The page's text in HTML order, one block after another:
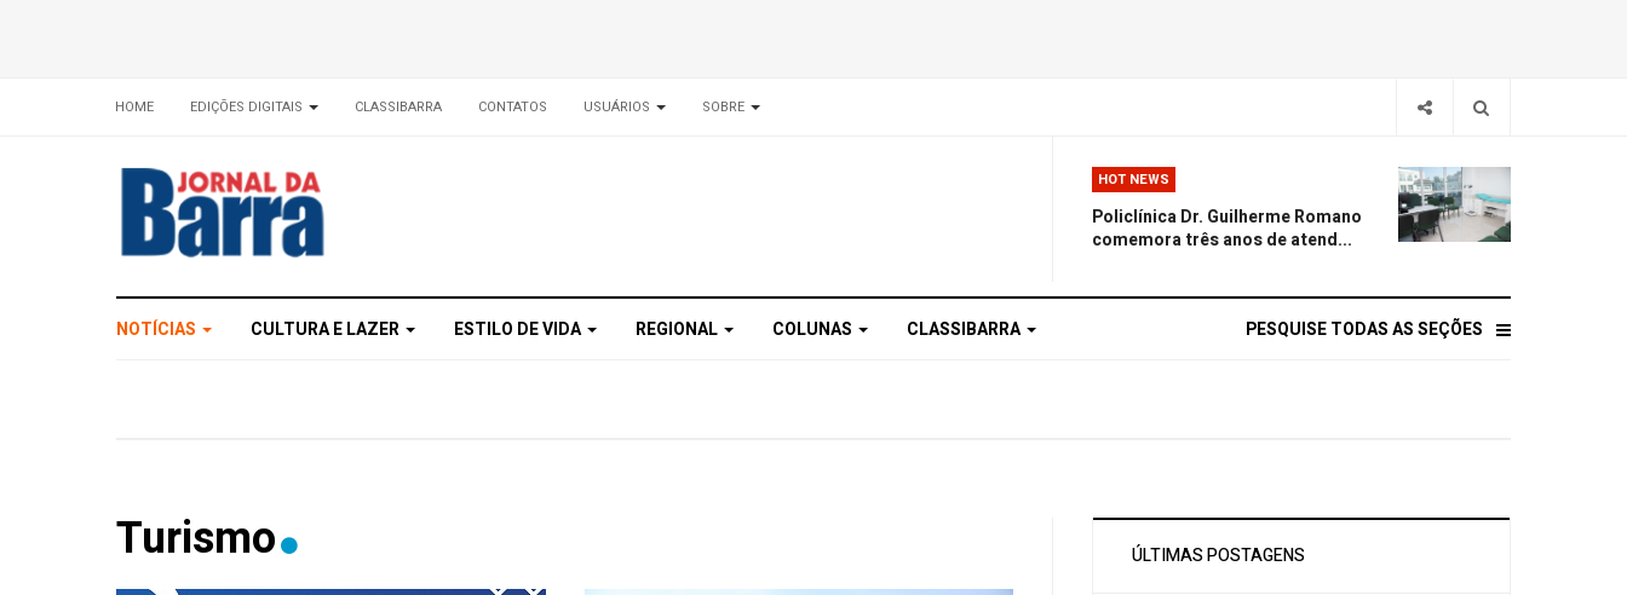
HOME EDIÇÕES DIGITAIS CLASSIBARRA CONTATOS USUÁRIOS SOBRE
HOT NEWS
Policlínica Dr. Guilherme Romano
comemora três anos de atend...
NOTÍCIAS CULTURA E LAZER ESTILO DE VIDA REGIONAL COLUNAS CLASSIBARRA PESQUISE TODAS AS SEÇÕES
Turismo ÚLTIMAS POSTAGENS